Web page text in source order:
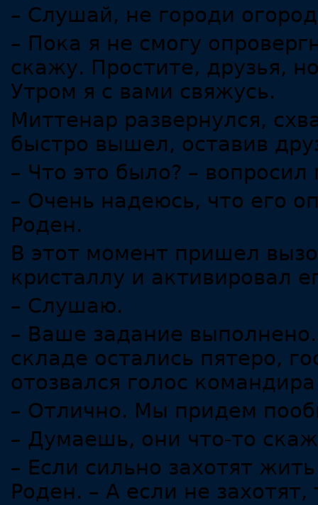
– Слушай, не городи
– Пока я не смогу
скажу. Простите, друзья,
Утром я с вами свяжусь.
Миттенар развернулся,
быстро вышел, оставив
– Что это было? –
– Очень надеюсь, что его
Роден.
В этот момент пришел
кристаллу и активировал
– Слушаю.
– Ваше задание
складе остались пятеро,
отозвался голос
– Отлично. Мы придем
– Думаешь, они что-то
– Если сильно захотят
Роден. – А если не